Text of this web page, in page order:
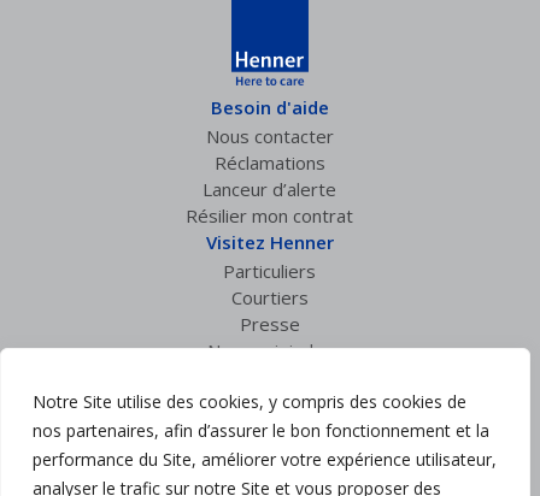
Notre Site utilise des cookies, y compris des cookies de
nos partenaires, afin d’assurer le bon fonctionnement et la
performance du Site, améliorer votre expérience utilisateur,
analyser le trafic sur notre Site et vous proposer des
Besoin d'aide
Nous contacter
Réclamations
Lanceur d’alerte
Résilier mon contrat
Visitez Henner
Particuliers
Courtiers
Presse
Nous rejoindre
Accès courtiers
Suivez nous :